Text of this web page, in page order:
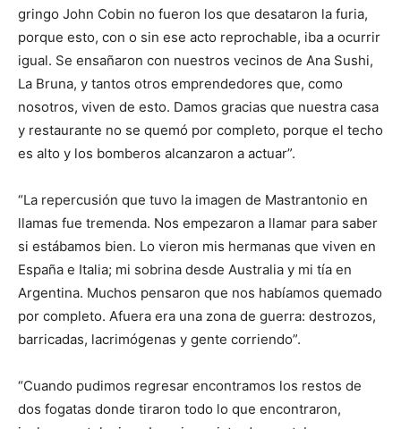
gringo John Cobin no fueron los que desataron la furia,
porque esto, con o sin ese acto reprochable, iba a ocurrir
igual. Se ensañaron con nuestros vecinos de Ana Sushi,
La Bruna, y tantos otros emprendedores que, como
nosotros, viven de esto. Damos gracias que nuestra casa
y restaurante no se quemó por completo, porque el techo
es alto y los bomberos alcanzaron a actuar”.
“La repercusión que tuvo la imagen de Mastrantonio en
llamas fue tremenda. Nos empezaron a llamar para saber
si estábamos bien. Lo vieron mis hermanas que viven en
España e Italia; mi sobrina desde Australia y mi tía en
Argentina. Muchos pensaron que nos habíamos quemado
por completo. Afuera era una zona de guerra: destrozos,
barricadas, lacrimógenas y gente corriendo”.
“Cuando pudimos regresar encontramos los restos de
dos fogatas donde tiraron todo lo que encontraron,